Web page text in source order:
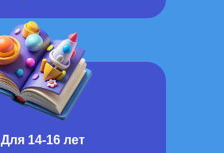
Для 14-16 лет